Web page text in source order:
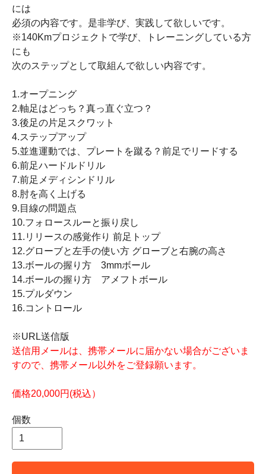
には
必須の内容です。是非学び、実践して欲しいです。
※140Kmプロジェクトで学び、トレーニングしている方
にも
次のステップとして取組んで欲しい内容です。
1.オープニング
2.軸足はどっち？真っ直ぐ立つ？
3.後足の片足スクワット
4.ステップアップ
5.並進運動では、プレートを蹴る？前足でリードする
6.前足ハードルドリル
7.前足メディシンドリル
8.肘を高く上げる
9.目線の問題点
10.フォロースルーと振り戻し
11.リリースの感覚作り 前足トップ
12.グローブと左手の使い方 グローブと右腕の高さ
13.ボールの握り方 3mmボール
14.ボールの握り方 アメフトボール
15.プルダウン
16.コントロール
※URL送信版
送信用メールは、携帯メールに届かない場合がございま
すので、携帯メール以外をご登録願います。
価格20,000円(税込）
個数